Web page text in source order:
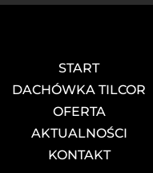
START
DACHÓWKA TILCOR
OFERTA
AKTUALNOŚCI
KONTAKT